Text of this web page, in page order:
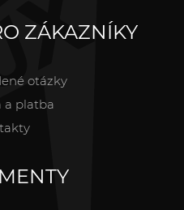
ZÁKAZNÍKY
otázky
a platba